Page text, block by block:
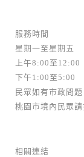
服務時間
星期一至星期五
上午8:00至12:00
下午1:00至5:00
民眾如有市政問
桃園市境內民眾
相關連結